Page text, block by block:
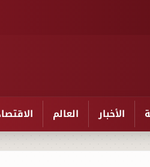
الأخبار العالم